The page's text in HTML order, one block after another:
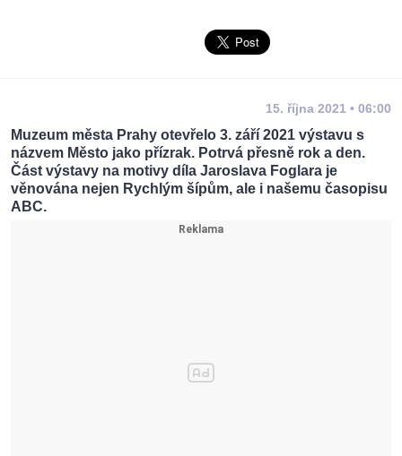
15. října 2021 • 06:00
Muzeum města Prahy otevřelo 3. září 2021 výstavu s
názvem Město jako přízrak. Potrvá přesně rok a den.
Část výstavy na motivy díla Jaroslava Foglara je
věnována nejen Rychlým šípům, ale i našemu časopisu
ABC.